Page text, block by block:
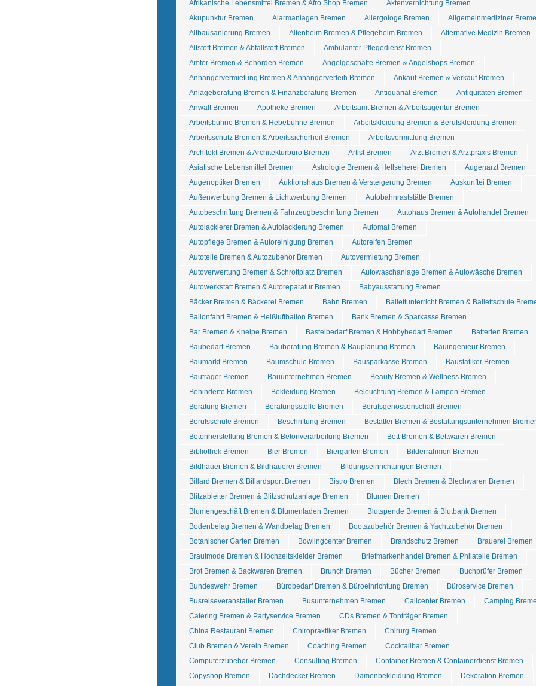
Afrikanische Lebensmittel Bremen & Afro Shop Bremen
Aktenvernichtung Bremen
Akupunktur Bremen
Alarmanlagen Bremen Allergologe Bremen
Allgemeinmediziner
Altbausanierung Bremen
Altenheim Bremen & Pflegeheim Bremen
Alternative Medizin Bremen
Altstoff Bremen & Abfallstoff Bremen
Ambulanter Pflegedienst Bremen
Ämter Bremen & Behörden Bremen
Angelgeschäfte Bremen & Angelshops Bremen
Anhängervermietung Bremen & Anhängerverleih Bremen
Ankauf Bremen & Verkauf Bremen
Anlageberatung Bremen & Finanzberatung Bremen
Antiquariat Bremen
Antiquitäten Bremen
Anwalt Bremen
Apotheke Bremen
Arbeitsamt Bremen & Arbeitsagentur Bremen
Arbeitsbühne Bremen & Hebebühne Bremen
Arbeitskleidung Bremen & Berufskleidung Bremen
Arbeitsschutz Bremen & Arbeitssicherheit Bremen
Arbeitsvermittlung Bremen
Architekt Bremen & Architekturbüro Bremen
Artist Bremen
Arzt Bremen & Arztpraxis Bremen
Asiatische Lebensmittel Bremen
Astrologie Bremen & Hellseherei Bremen
Augenarzt Bremen
Augenoptiker Bremen
Auktionshaus Bremen & Versteigerung Bremen
Auskunftei Bremen
Außenwerbung Bremen & Lichtwerbung Bremen
Autobahnraststätte Bremen
Autobeschriftung Bremen & Fahrzeugbeschriftung Bremen
Autohaus Bremen & Autohandel Bremen
Autolackierer Bremen & Autolackierung Bremen
Automat Bremen
Autopflege Bremen & Autoreinigung Bremen
Autoreifen Bremen
Autoteile Bremen & Autozubehör Bremen
Autovermietung Bremen
Autoverwertung Bremen & Schrottplatz Bremen
Autowaschanlage Bremen & Autowäsche Bremen
Autowerkstatt Bremen & Autoreparatur Bremen
Babyausstattung Bremen
Bäcker Bremen & Bäckerei Bremen
Bahn Bremen
Ballettunterricht Bremen & Ballettschule
Ballonfahrt Bremen & Heißluftballon Bremen
Bank Bremen & Sparkasse Bremen
Bar Bremen & Kneipe Bremen
Bastelbedarf Bremen & Hobbybedarf Bremen
Batterien Bremen
Baubedarf Bremen
Bauberatung Bremen & Bauplanung Bremen
Bauingenieur Bremen
Baumarkt Bremen
Baumschule Bremen Bausparkasse Bremen
Baustatiker Bremen
Bauträger Bremen
Bauunternehmen Bremen
Beauty Bremen & Wellness Bremen
Behinderte Bremen
Bekleidung Bremen
Beleuchtung Bremen & Lampen Bremen
Beratung Bremen
Beratungsstelle Bremen
Berufsgenossenschaft Bremen
Berufsschule Bremen
Beschriftung Bremen
Bestatter Bremen & Bestattungsunternehmen
Betonherstellung Bremen & Betonverarbeitung Bremen
Bett Bremen & Bettwaren Bremen
Bibliothek Bremen
Bier Bremen Biergarten Bremen
Bilderrahmen Bremen
Bildhauer Bremen & Bildhauerei Bremen
Bildungseinrichtungen Bremen
Billard Bremen & Billardsport Bremen
Bistro Bremen
Blech Bremen & Blechwaren Bremen
Blitzableiter Bremen & Blitzschutzanlage Bremen
Blumen Bremen
Blumengeschäft Bremen & Blumenladen Bremen
Blutspende Bremen & Blutbank Bremen
Bodenbelag Bremen & Wandbelag Bremen
Bootszubehör Bremen & Yachtzubehör Bremen
Botanischer Garten Bremen
Bowlingcenter Bremen Brandschutz Bremen
Brauerei Bremen
Brautmode Bremen & Hochzeitskleider Bremen
Briefmarkenhandel Bremen & Philatelie Bremen
Brot Bremen & Backwaren Bremen
Brunch Bremen Bücher Bremen
Buchprüfer Bremen
Bundeswehr Bremen
Bürobedarf Bremen & Büroeinrichtung Bremen
Büroservice Bremen
Busreiseveranstalter Bremen
Busunternehmen Bremen Callcenter Bremen
Camping
Catering Bremen & Partyservice Bremen
CDs Bremen & Tonträger Bremen
China Restaurant Bremen
Chiropraktiker Bremen
Chirurg Bremen
Club Bremen & Verein Bremen
Coaching Bremen
Cocktailbar Bremen
Computerzubehör Bremen
Consulting Bremen
Container Bremen & Containerdienst Bremen
Copyshop Bremen
Dachdecker Bremen Damenbekleidung Bremen
Dekoration Bremen